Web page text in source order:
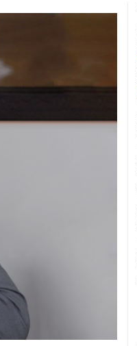
arxasında
fəaliyyət dayanır”
"Vergi qanunvericiliyinə
dövlət-özəl tərəfdaşlığı
həyata keçirilən ilk pilot
“Əsrin müqaviləsi”
iqtisadi suverenliyini
əsas dayaqlardandır”